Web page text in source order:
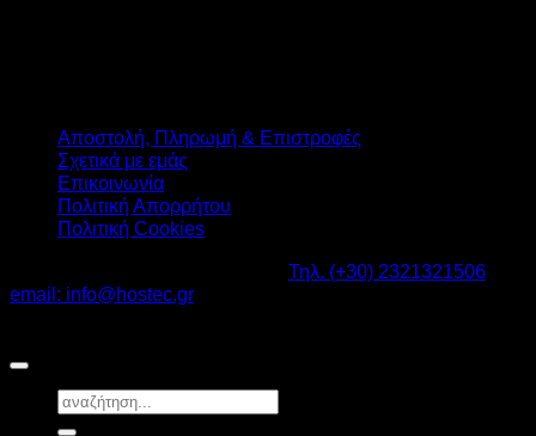
Αποστολή, Πληρωμή & Επιστροφές
Σχετικά με εμάς
Επικοινωνία
Πολιτική Απορρήτου
Πολιτική Cookies
Τηλ. (+30) 2321321506
email: info@hostec.gr
Αναζήτηση